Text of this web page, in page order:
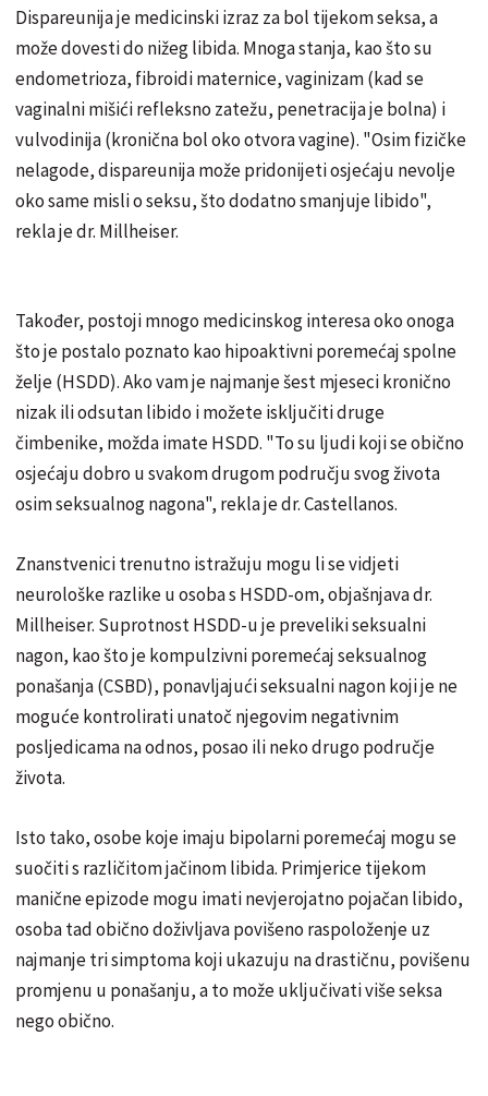
Dispareunija je medicinski izraz za bol tijekom seksa, a
može dovesti do nižeg libida. Mnoga stanja, kao što su
endometrioza, fibroidi maternice, vaginizam (kad se
vaginalni mišići refleksno zatežu, penetracija je bolna) i
vulvodinija(kronična bol oko otvora vagine). "Osim fizičke
nelagode, dispareunija može pridonijeti osjećaju nevolje
oko same misli o seksu, što dodatno smanjuje libido",
rekla je dr. Millheiser.
Također, postoji mnogo medicinskog interesa oko onoga
što je postalo poznato kao hipoaktivni poremećaj spolne
želje(HSDD). Ako vam je najmanje šest mjeseci kronično
nizak ili odsutan libido i možete isključiti druge
čimbenike, možda imate HSDD. "To su ljudi koji se obično
osjećaju dobro u svakom drugom području svog života
osim seksualnog nagona", rekla je dr. Castellanos.
Znanstvenici trenutno istražuju mogu li se vidjeti
neurološke razlike u osoba s HSDD-om, objašnjava dr.
Millheiser. Suprotnost HSDD-u je preveliki seksualni
nagon, kao što je kompulzivni poremećaj seksualnog
ponašanja (CSBD), ponavljajući seksualni nagon koji je ne
moguće kontrolirati unatoč njegovim negativnim
posljedicama na odnos, posao ili neko drugo područje
života.
Isto tako, osobe koje imaju bipolarni poremećaj mogu se
suočiti s različitom jačinom libida. Primjerice tijekom
manične epizode mogu imati nevjerojatno pojačan libido,
osoba tad obično doživljava povišeno raspoloženje uz
najmanje tri simptoma koji ukazuju na drastičnu, povišenu
promjenu u ponašanju, a to može uključivati više seksa
nego obično.